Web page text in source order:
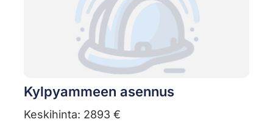
Kylpyammeen asennus
Keskihinta: 2893 €